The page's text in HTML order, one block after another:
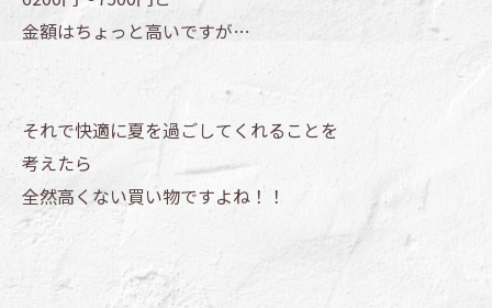
金額はちょっと高いですが…
それで快適に夏を過ごしてくれることを
考えたら
全然高くない買い物ですよね！！